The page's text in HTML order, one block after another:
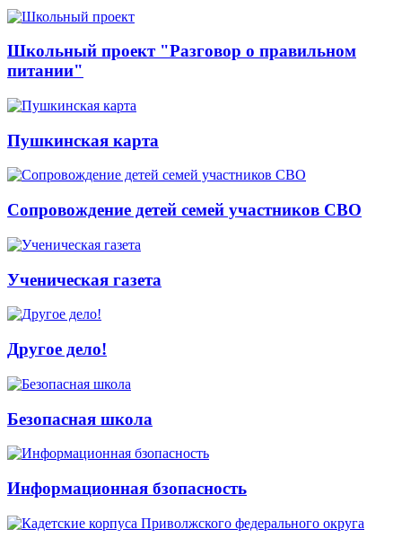
Школьный проект "Разговор о правильном
питании"
Пушкинская карта
Сопровождение детей семей участников СВО
Ученическая газета
Другое дело!
Безопасная школа
Информационная бзопасность